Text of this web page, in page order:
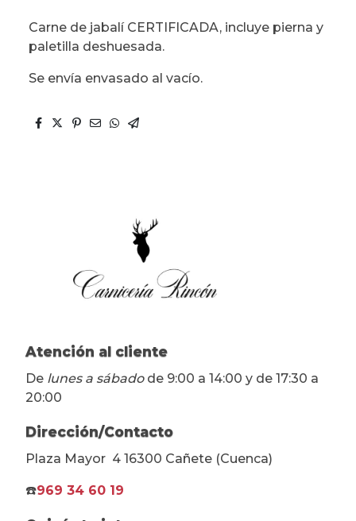
Carne de jabalí CERTIFICADA, incluye pierna y
paletilla deshuesada.
Se envía envasado al vacío.
Atención al cliente
De lunes a sábadode 9:00 a 14:00 y de 17:30 a
20:00
Dirección/Contacto
Plaza Mayor 4 16300 Cañete (Cuenca)
☎️969 34 60 19